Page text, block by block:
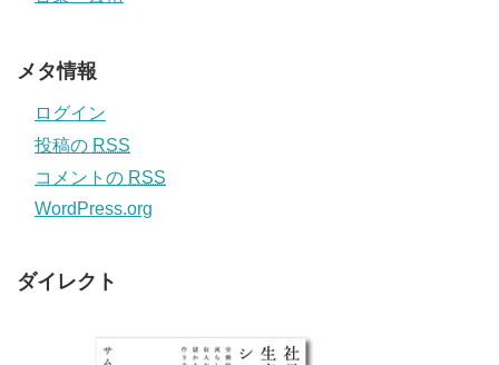
メタ情報
ログイン
投稿の RSS
コメントの RSS
WordPress.org
ダイレクト